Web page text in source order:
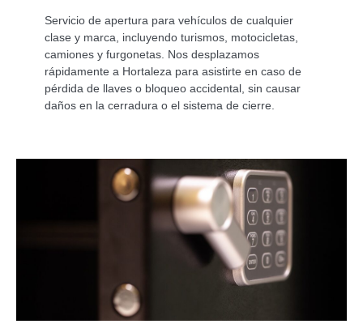
Servicio de apertura para vehículos de cualquier
clase y marca, incluyendo turismos, motocicletas,
camiones y furgonetas. Nos desplazamos
rápidamente a Hortaleza para asistirte en caso de
pérdida de llaves o bloqueo accidental, sin causar
daños en la cerradura o el sistema de cierre.